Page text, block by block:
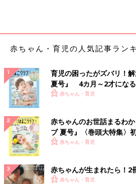
赤ちゃん・育児の人気記事ラン
育児の困ったがズバリ！
夏号』 4カ月～2才にな
いっぱい！
赤ちゃん・育児
赤ちゃんのお世話まるわ
ブ 夏号』〈巻頭大特集〉
く！ おっぱい・ミルクの
赤ちゃん・育児
赤ちゃんが生まれたら！2
赤ちゃん・育児